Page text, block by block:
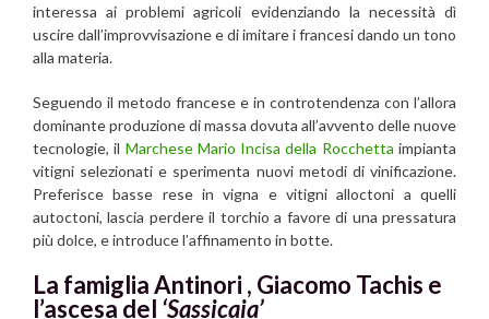
interessa ai problemi agricoli evidenziando la necessità dì
uscire dall’improvvisazione e di imitare i francesi dando un tono
alla materia.
Seguendo il metodo francese e in controtendenza con l’allora
dominante produzione di massa dovuta all’avvento delle nuove
tecnologie, il Marchese Mario Incisa della Rocchetta impianta
vitigni selezionati e sperimenta nuovi metodi di vinificazione.
Preferisce basse rese in vigna e vitigni alloctoni a quelli
autoctoni, lascia perdere il torchio a favore di una pressatura
più dolce, e introduce l’affinamento in botte.
La famiglia Antinori , Giacomo Tachis e
l’ascesa del ‘Sassicaia’